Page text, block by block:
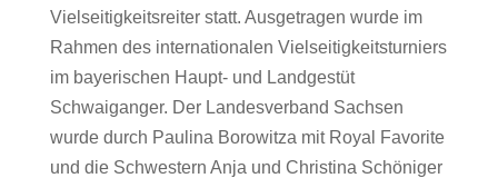
Vielseitigkeitsreiter statt. Ausgetragen wurde im
Rahmen des internationalen Vielseitigkeitsturniers
im bayerischen Haupt- und Landgestüt
Schwaiganger. Der Landesverband Sachsen
wurde durch Paulina Borowitza mit Royal Favorite
und die Schwestern Anja und Christina Schöniger